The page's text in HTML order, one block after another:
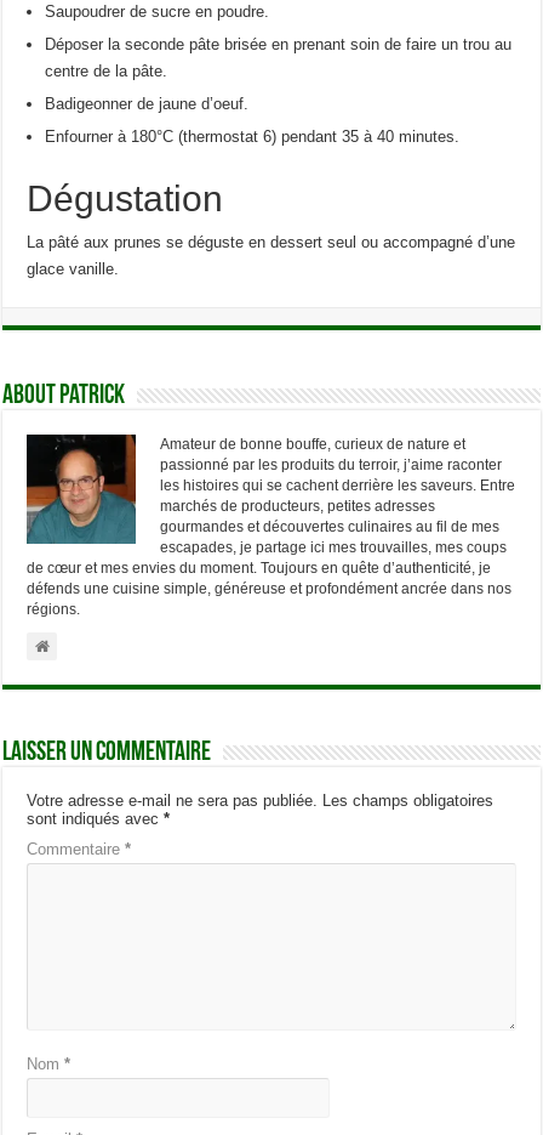
Saupoudrer de sucre en poudre.
Déposer la seconde pâte brisée en prenant soin de faire un trou au
centre de la pâte.
Badigeonner de jaune d’oeuf.
Enfourner à 180°C (thermostat 6) pendant 35 à 40 minutes.
Dégustation
La pâté aux prunes se déguste en dessert seul ou accompagné d’une
glace vanille.
About Patrick
Amateur de bonne bouffe, curieux de nature et
passionné par les produits du terroir, j’aime raconter
les histoires qui se cachent derrière les saveurs. Entre
marchés de producteurs, petites adresses
gourmandes et découvertes culinaires au fil de mes
escapades, je partage ici mes trouvailles, mes coups
de cœur et mes envies du moment. Toujours en quête d’authenticité, je
défends une cuisine simple, généreuse et profondément ancrée dans nos
régions.
Laisser un commentaire
Votre adresse e-mail ne sera pas publiée. Les champs obligatoires
sont indiqués avec*
Commentaire*
Nom*